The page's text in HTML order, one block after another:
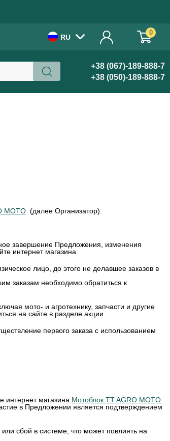
RU
0
+38 (067)-189-888-7
+38 (050)-189-888-7
MOTO (далее Организатор).
завершение Предложения, изменения
интернет магазина.
лицо, до этого не делавшее заказов в
заказам необходимо обратиться к
мото- и агротехнику, запчасти и другие
на сайте в разделе акции.
первого заказа с использованием
интернет магазина Мотоблок TT AGRO MOTO
в Предложении является подтверждением
сбой в системе, что может повлиять на